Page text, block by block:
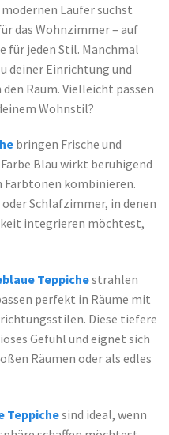
modernen Läufer suchst
das Wohnzimmer – auf
für jeden Stil. Manchmal
deiner Einrichtung und
Raum. Vielleicht passen
Wohnstil?
bringen Frische und
Blau wirkt beruhigend
kombinieren.
Schlafzimmer, in denen
integrieren möchtest,
Teppichestrahlen
perfekt in Räume mit
Diese tiefere
Gefühl und eignet sich
Räumen oder als edles
Teppichesind ideal, wenn